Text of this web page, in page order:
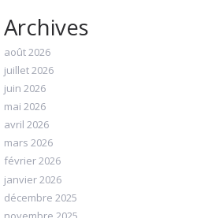
Archives
août 2026
juillet 2026
juin 2026
mai 2026
avril 2026
mars 2026
février 2026
janvier 2026
décembre 2025